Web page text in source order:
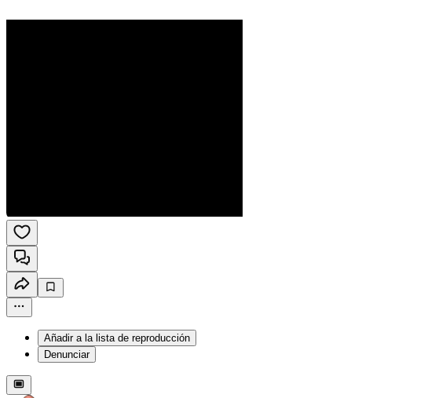
Añadir a la lista de reproducción
Denunciar